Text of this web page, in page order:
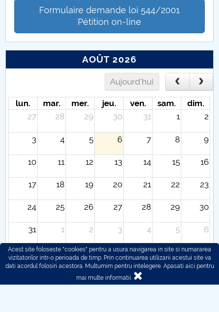
Formulaire demande loi 544/2001
Pétition on-line
AOÛT 2026
Aujourd'hui
lun. mar. mer. jeu. ven. sam.
dim.
27
28 29 30 31 1 2
3 4 5 6 7 8 9
10 11 12 13 14 15 16
17 18 19 20 21 22 23
24 25 26 27 28 29 30
31 1 2 3 4 5 6
Acest site foloseste "cookies" pentru a usura navigarea in site si numararea
vizitatorilor intr-o perioada de timp. Prin continuarea utilizarii acestui site va
dati acordul folosiri acestora. Multumim pentru intelegere. Apasati aici pentru
mai multe informatii.